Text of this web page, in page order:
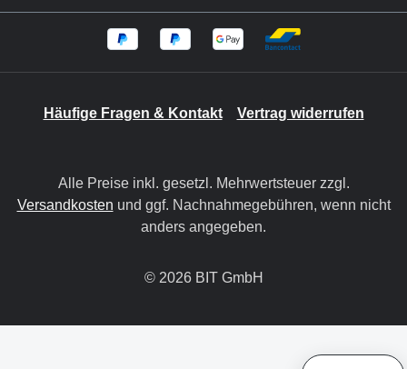
Häufige Fragen & Kontakt Vertrag widerrufen
Alle Preise inkl. gesetzl. Mehrwertsteuer zzgl.
Versandkosten und ggf. Nachnahmegebühren, wenn nicht
anders angegeben.
© 2026 BIT GmbH